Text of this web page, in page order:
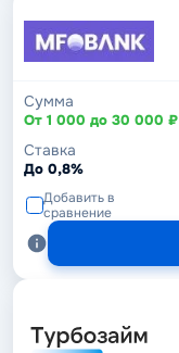
Сумма
От 1 000 до 30 000 ₽
Ставка
До 0,8%
Добавить в
сравнение